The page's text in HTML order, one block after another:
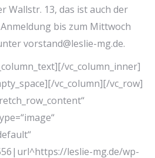
Wallstr. 13, das ist auch der
bis zum Mittwoch
vorstand@leslie-mg.de.
vc_column_inner]
vc_column][/vc_row]
leslie-mg.de/wp-